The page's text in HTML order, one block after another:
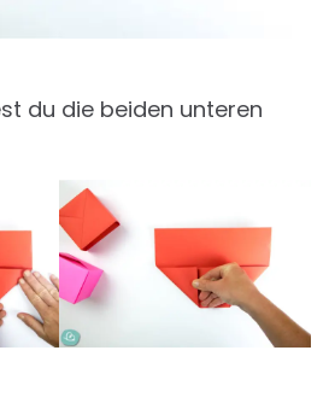
du die beiden unteren